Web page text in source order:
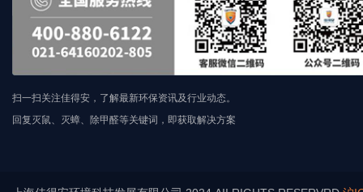
扫一扫关注佳得安，了解最新环保资讯及行业动态。
回复灭鼠、灭蟑、除甲醛等关键词，即获取解决方案